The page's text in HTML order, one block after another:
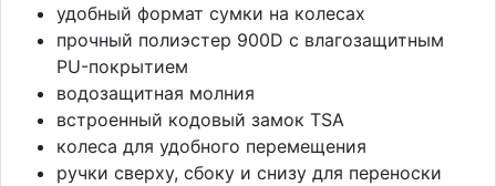
удобный формат сумки на колесах
прочный полиэстер 900D с влагозащитным
PU-покрытием
водозащитная молния
встроенный кодовый замок TSA
колеса для удобного перемещения
ручки сверху, сбоку и снизу для переноски